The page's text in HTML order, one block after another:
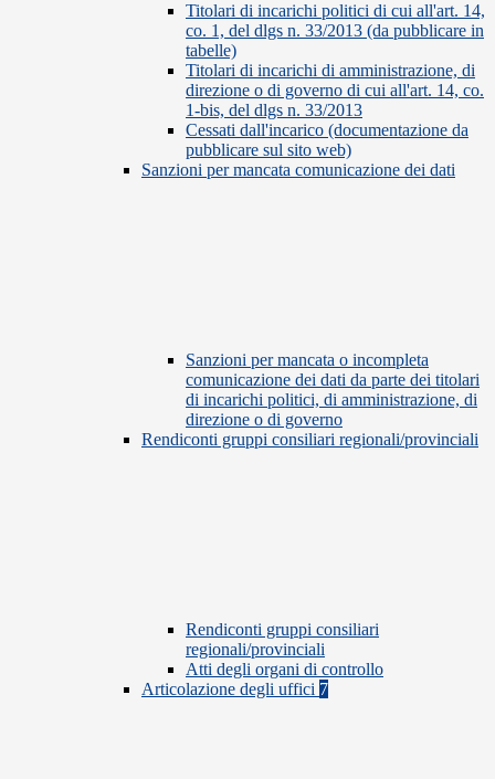
Titolari di incarichi politici di cui all'art. 14,
co. 1, del dlgs n. 33/2013 (da pubblicare in
tabelle)
Titolari di incarichi di amministrazione, di
direzione o di governo di cui all'art. 14, co.
1-bis, del dlgs n. 33/2013
Cessati dall'incarico (documentazione da
pubblicare sul sito web)
Sanzioni per mancata comunicazione dei dati
Sanzioni per mancata o incompleta
comunicazione dei dati da parte dei titolari
di incarichi politici, di amministrazione, di
direzione o di governo
Rendiconti gruppi consiliari regionali/provinciali
Rendiconti gruppi consiliari
regionali/provinciali
Atti degli organi di controllo
Articolazione degli uffici 7